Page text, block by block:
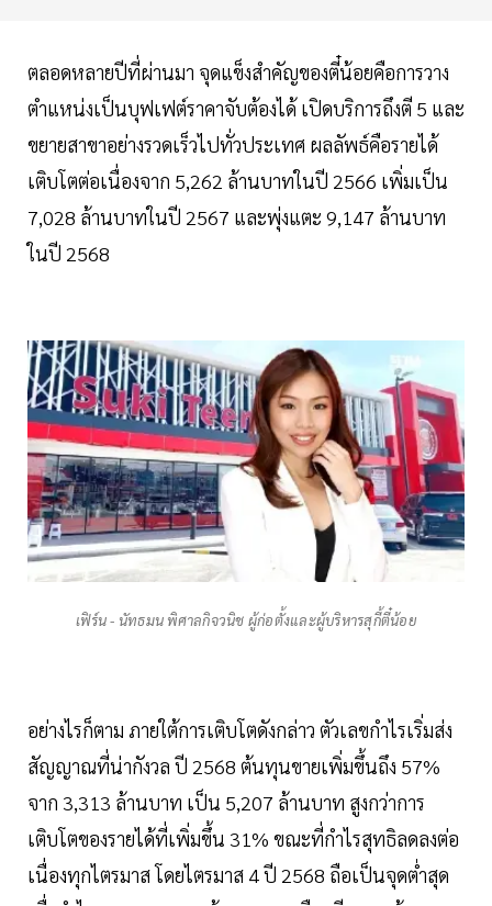
ตลอดหลายปีที่ผ่านมา จุดแข็งสำคัญของตี๋น้อยคือการวาง
ตำแหน่งเป็นบุฟเฟต์ราคาจับต้องได้ เปิดบริการถึงตี 5 และ
ขยายสาขาอย่างรวดเร็วไปทั่วประเทศ ผลลัพธ์คือรายได้
เติบโตต่อเนื่องจาก 5,262 ล้านบาทในปี 2566 เพิ่มเป็น
7,028 ล้านบาทในปี 2567 และพุ่งแตะ 9,147 ล้านบาท
ในปี 2568
เฟิร์น - นัทธมน พิศาลกิจวนิช ผู้ก่อตั้งและผู้บริหารสุกี้ตี๋น้อย
อย่างไรก็ตาม ภายใต้การเติบโตดังกล่าว ตัวเลขกำไรเริ่มส่ง
สัญญาณที่น่ากังวล ปี 2568 ต้นทุนขายเพิ่มขึ้นถึง 57%
จาก 3,313 ล้านบาท เป็น 5,207 ล้านบาท สูงกว่าการ
เติบโตของรายได้ที่เพิ่มขึ้น 31% ขณะที่กำไรสุทธิลดลงต่อ
เนื่องทุกไตรมาส โดยไตรมาส 4 ปี 2568 ถือเป็นจุดต่ำสุด